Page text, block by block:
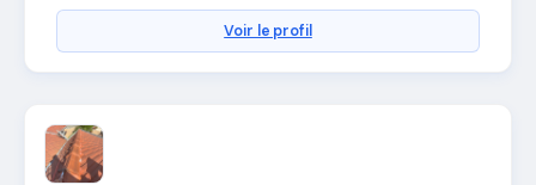
Voir le profil